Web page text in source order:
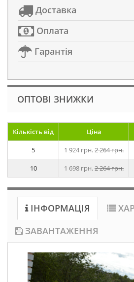
Доставка
Оплата
Гарантія
ОПТОВІ ЗНИЖКИ
Кількість від Ціна
5 1 924 грн.2 264 грн.
10 1 698 грн.2 264 грн.
ІНФОРМАЦІЯ
ЗАВАНТАЖЕННЯ